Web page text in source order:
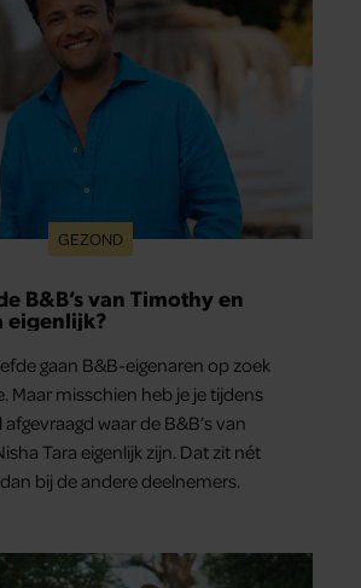
GEZOND
B&B’s van Timothy en
eigenlijk?
gaan B&B-eigenaren op zoek
Maar misschien heb je je tijdens
waar de B&B’s van
Tara eigenlijk zijn. Dat zit nét
bij de andere deelnemers.